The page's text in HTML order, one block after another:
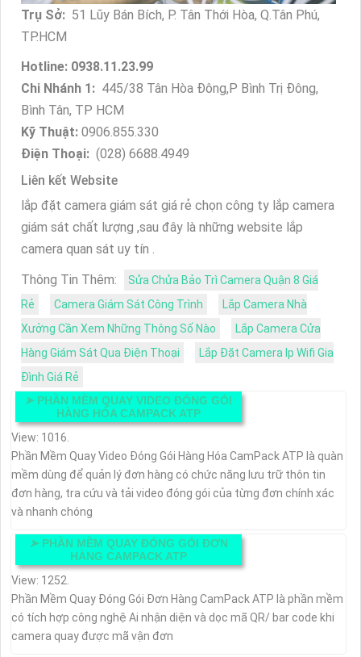
Trụ Sở: 51 Lũy Bán Bích, P. Tân Thới Hòa, Q.Tân Phú,
TP.HCM
Hotline: 0938.11.23.99
Chi Nhánh 1: 445/38 Tân Hòa Đông,P Bình Trị Đông,
Bình Tân, TP HCM
Kỹ Thuật: 0906.855.330
Điện Thoại: (028) 6688.4949
Liên kết Website
lắp đặt camera giám sát giá rẻ chọn công ty lắp camera
giám sát chất lượng ,sau đây là những website lắp
camera quan sát uy tín .
Thông Tin Thêm:
Sửa Chửa Bảo Trì Camera Quận 8 Giá
Rẻ
Camera Giám Sát Công Trình
Lắp Camera Nhà
Xưởng Cần Xem Những Thông Số Nào
Lắp Camera Cửa
Hàng Giám Sát Qua Điện Thoại
Lắp Đặt Camera Ip Wifi Gia
Đình Giá Rẻ
➤ PHẦN MỀM QUAY VIDEO ĐÓNG GÓI
HÀNG HÓA CAMPACK ATP
View: 1016.
Phần Mềm Quay Video Đóng Gói Hàng Hóa CamPack ATP là quàn
mềm dùng để quản lý đơn hàng có chức năng lưu trữ thôn tin
đơn hàng, tra cứu và tải video đóng gói của từng đơn chính xác
và nhanh chóng
➤ PHẦN MỀM QUAY ĐÓNG GÓI ĐƠN
HÀNG CAMPACK ATP
View: 1252.
Phần Mềm Quay Đóng Gói Đơn Hàng CamPack ATP là phần mềm
có tích hợp công nghệ Ai nhận diện và dọc mã QR/ bar code khi
camera quay được mã vận đơn